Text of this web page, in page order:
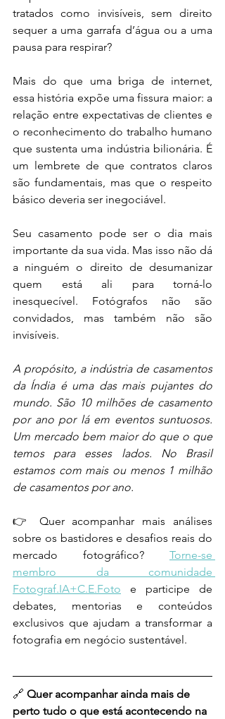
tratados como invisíveis, sem direito
sequer a uma garrafa d’água ou a uma
pausa para respirar?
Mais do que uma briga de internet,
essa história expõe uma fissura maior: a
relação entre expectativas de clientes e
o reconhecimento do trabalho humano
que sustenta uma indústria bilionária. É
um lembrete de que contratos claros
são fundamentais, mas que o respeito
básico deveria ser inegociável.
Seu casamento pode ser o dia mais
importante da sua vida. Mas isso não dá
a ninguém o direito de desumanizar
quem está ali para torná-lo
inesquecível. Fotógrafos não são
convidados, mas também não são
invisíveis.
A propósito, a indústria de casamentos
da Índia é uma das mais pujantes do
mundo. São 10 milhões de casamento
por ano por lá em eventos suntuosos.
Um mercado bem maior do que o que
temos para esses lados. No Brasil
estamos com mais ou menos 1 milhão
de casamentos por ano.
👉 Quer acompanhar mais análises
sobre os bastidores e desafios reais do
mercado fotográfico? Torne-se
membro da comunidade
Fotograf.IA+C.E.Foto e participe de
debates, mentorias e conteúdos
exclusivos que ajudam a transformar a
fotografia em negócio sustentável.
🔗 Quer acompanhar ainda mais de
perto tudo o que está acontecendo na